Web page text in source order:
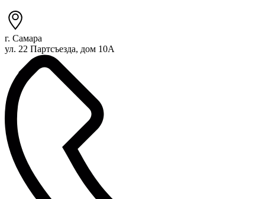
г. Самара
ул. 22 Партсъезда, дом 10А